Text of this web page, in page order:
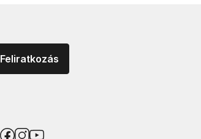
Feliratkozás